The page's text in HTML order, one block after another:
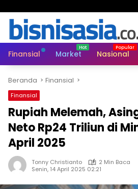
Finansial Market Nasional
Beranda Finansial
Finansial
Rupiah Melemah,
Neto Rp24 Triliun di
April 2025
Tonny Christianto
2 Min Baca
Senin, 14 April 2025 02:21